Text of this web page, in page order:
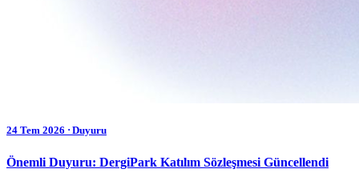
24 Tem 2026 ᐧ Duyuru
Önemli Duyuru: DergiPark Katılım Sözleşmesi Güncellendi